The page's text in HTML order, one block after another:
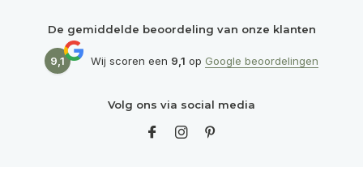
De gemiddelde beoordeling van onze klanten
9,1 Wij scoren een 9,1 op Google beoordelingen
Volg ons via social media